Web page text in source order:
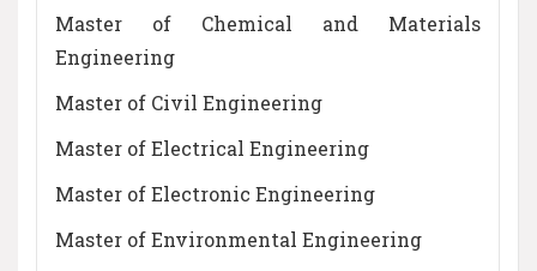
Master of Chemical and Materials
Engineering
Master of Civil Engineering
Master of Electrical Engineering
Master of Electronic Engineering
Master of Environmental Engineering